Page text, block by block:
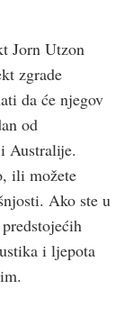
Jorn Utzon
zgrade
da će njegov
od
Australije.
ili možete
Ako ste u
i ljepota